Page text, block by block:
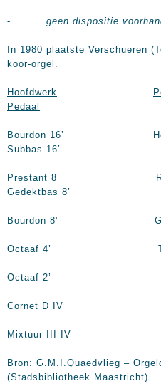
- geen dispositie
In 1980 plaatste Verschueren
koor-orgel.
Hoofdwerk
Pedaal
Bourdon 16’
Subbas 16’
Prestant 8’
Gedektbas 8’
Bourdon 8’
Octaaf 4’
Octaaf 2’
Cornet D IV
Mixtuur III-IV
Bron: G.M.I.Quaedvlieg –
(Stadsbibliotheek Maastricht)